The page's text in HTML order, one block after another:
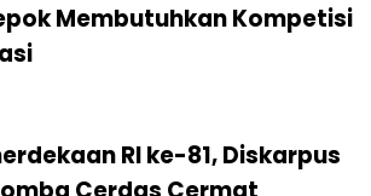
Membutuhkan Kompetisi
RI ke-81, Diskarpus